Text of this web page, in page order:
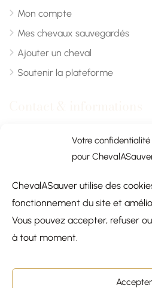
Votre
pour
ChevalASauver utilise des
fonctionnement du site et
Vous pouvez accepter, refuser
à tout moment.
Accepter
Mon compte
Mes chevaux sauvegardés
Ajouter un cheval
Soutenir la plateforme
Chevalasauver.com
Normandie, France
contact@chevalasauver.com
Communiqué de presse